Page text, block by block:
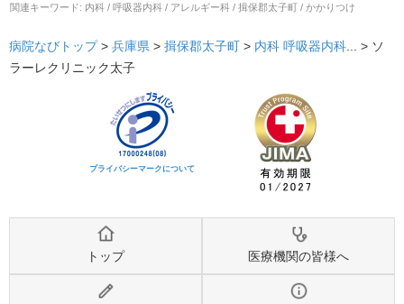
関連キーワード: 内科 / 呼吸器内科 / アレルギー科 / 揖保郡太子町 / かかりつけ
病院なびトップ> 兵庫県 > 揖保郡太子町 > 内科 呼吸器内科 ... > ソ
ラーレクリニック太子
プライバシーマークについて
トップ 医療機関の皆様へ